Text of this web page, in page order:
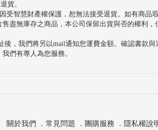
貨。
受智慧財產權保護，恕無法接受退貨。如有商品
盡無庫存之商品，本公司保留出貨與否的權利
，我們將另以mail通知您運費金額。確認書款
我們有專人為您服務。
關於我們 ． 常見問題 ． 團購服務 ． 隱私權說